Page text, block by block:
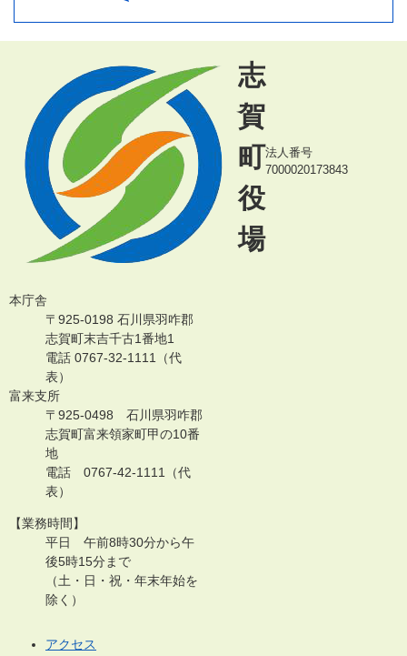
志
賀
町
役
場
法人番号
7000020173843
本庁舎
〒925-0198 石川県羽咋郡
志賀町末吉千古1番地1
電話 0767-32-1111（代
表）
富来支所
〒925-0498 石川県羽咋郡
志賀町富来領家町甲の10番
地
電話 0767-42-1111（代
表）
【業務時間】
平日 午前8時30分から午
後5時15分まで
（土・日・祝・年末年始を
除く）
アクセス